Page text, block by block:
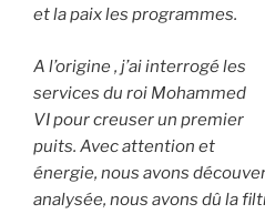
et la paix les programmes.
A l’origine , j’ai interrogé les
services du roi Mohammed
VI pour creuser un premier
puits. Avec attention et
énergie, nous avons
analysée, nous avons dû la